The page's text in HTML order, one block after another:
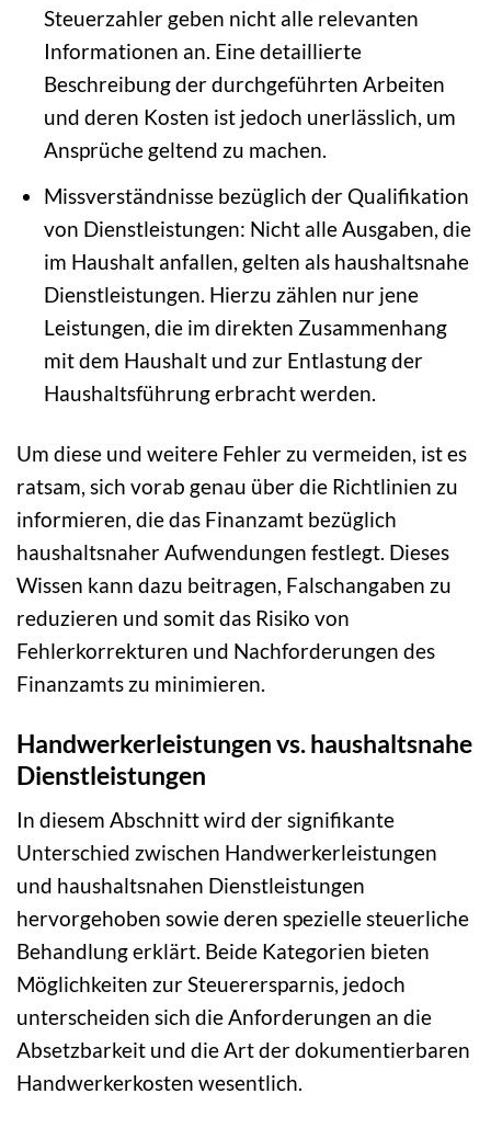
Steuerzahler geben nicht alle relevanten
Informationen an. Eine detaillierte
Beschreibung der durchgeführten Arbeiten
und deren Kosten ist jedoch unerlässlich, um
Ansprüche geltend zu machen.
Missverständnisse bezüglich der Qualifikation
von Dienstleistungen: Nicht alle Ausgaben, die
im Haushalt anfallen, gelten als haushaltsnahe
Dienstleistungen. Hierzu zählen nur jene
Leistungen, die im direkten Zusammenhang
mit dem Haushalt und zur Entlastung der
Haushaltsführung erbracht werden.
Um diese und weitere Fehler zu vermeiden, ist es
ratsam, sich vorab genau über die Richtlinien zu
informieren, die das Finanzamt bezüglich
haushaltsnaher Aufwendungen festlegt. Dieses
Wissen kann dazu beitragen, Falschangaben zu
reduzieren und somit das Risiko von
Fehlerkorrekturen und Nachforderungen des
Finanzamts zu minimieren.
Handwerkerleistungen vs. haushaltsnahe
Dienstleistungen
In diesem Abschnitt wird der signifikante
Unterschied zwischen Handwerkerleistungen
und haushaltsnahen Dienstleistungen
hervorgehoben sowie deren spezielle steuerliche
Behandlung erklärt. Beide Kategorien bieten
Möglichkeiten zur Steuerersparnis, jedoch
unterscheiden sich die Anforderungen an die
Absetzbarkeit und die Art der dokumentierbaren
Handwerkerkosten wesentlich.